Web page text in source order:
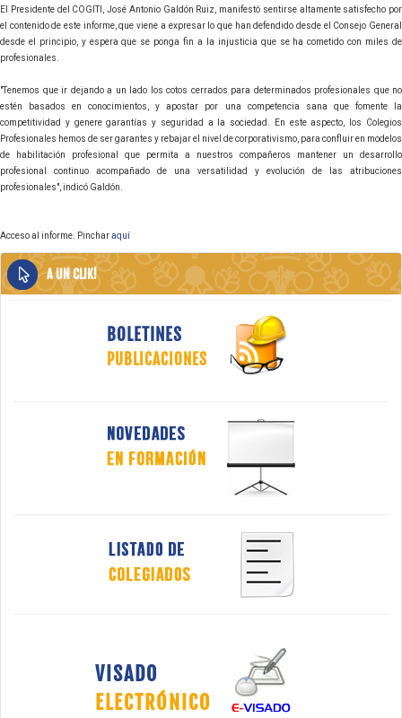
El Presidente del COGITI, José Antonio Galdón Ruiz, manifestó sentirse altamente satisfecho por
el contenido de este informe, que viene a expresar lo que han defendido desde el Consejo General
desde el principio, y espera que se ponga fin a la injusticia que se ha cometido con miles de
profesionales.
"Tenemos que ir dejando a un lado los cotos cerrados para determinados profesionales que no
estén basados en conocimientos, y apostar por una competencia sana que fomente la
competitividad y genere garantías y seguridad a la sociedad. En este aspecto, los Colegios
Profesionales hemos de ser garantes y rebajar el nivel de corporativismo, para confluir en modelos
de habilitación profesional que permita a nuestros compañeros mantener un desarrollo
profesional continuo acompañado de una versatilidad y evolución de las atribuciones
profesionales", indicó Galdón.
Acceso al informe. Pincharaquí
A UN CLIK!